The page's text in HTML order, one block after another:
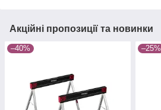
Акційні пропозиції та новинки
–40% –25%